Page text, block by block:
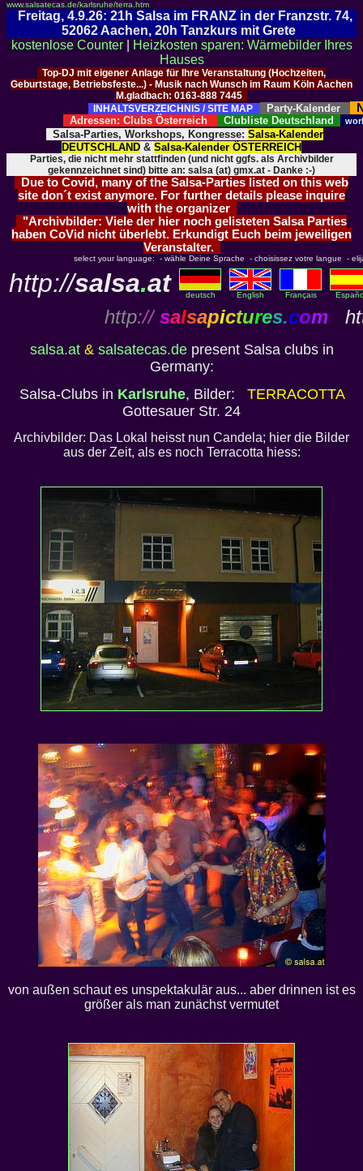
www.salsatecas.de/karlsruhe/terra.htm
Freitag, 4.9.26: 21h Salsa im FRANZ in der Franzstr. 74,
52062 Aachen, 20h Tanzkurs mit Grete
kostenlose Counter|
Heizkosten sparen: Wärmebilder Ihres
Hauses
Top-DJ mit eigener Anlage für Ihre Veranstaltung (Hochzeiten,
Geburtstage, Betriebsfeste...) - Musik nach Wunsch im Raum Köln Aachen
M.gladbach: 0163-888 7445
INHALTSVERZEICHNIS / SITE MAP
Party-Kalender
Adressen: Clubs Österreich Clubliste Deutschland
Salsa-Parties, Workshops, Kongresse: Salsa-Kalender
DEUTSCHLAND & Salsa-Kalender ÖSTERREICH
Parties, die nicht mehr stattfinden (und nicht ggfs. als Archivbilder
gekennzeichnet sind) bitte an: salsa (at) gmx.at - Danke :-)
Due to Covid, many of the Salsa-Parties listed on this web
site don´t exist anymore. For further details please inquire
with the organizer
"Archivbilder: Viele der hier noch gelisteten Salsa Parties
haben CoVid nicht überlebt. Erkundigt Euch beim jeweiligen
Veranstalter.
select your language: - wähle Deine Sprache - choisissez votre langue -
http://salsa.at deutsch English Français
http:// salsapictures.com
salsa.at& salsatecas.depresent Salsa clubs in
Germany:
Salsa-Clubs in Karlsruhe, Bilder: TERRACOTTA
Gottesauer Str. 24
Archivbilder: Das Lokal heisst nun Candela; hier die Bilder
aus der Zeit, als es noch Terracotta hiess:
von außen schaut es unspektakulär aus... aber drinnen ist es
größer als man zunächst vermutet